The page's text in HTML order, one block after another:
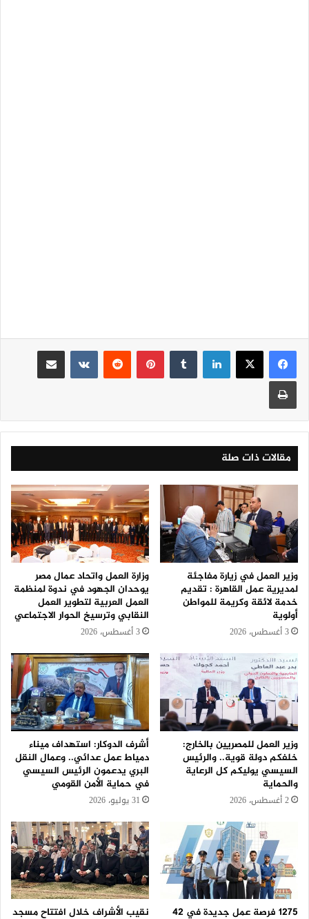
لينكدإن بينتيريست
مقالات ذات صلة
وزير العمل في زيارة مفاجئة
لمديرية عمل القاهرة : تقديم
خدمة لائقة وكريمة للمواطن
أولوية
3 أغسطس، 2026
وزارة العمل واتحاد عمال مصر
يوحدان الجهود في ندوة لمنظمة
العمل العربية لتطوير العمل
النقابي وترسيخ الحوار الاجتماعي
3 أغسطس، 2026
وزير العمل للمصريين بالخارج:
خلفكم دولة قوية.. والرئيس
السيسي يوليكم كل الرعاية
والحماية
2 أغسطس، 2026
أشرف الدوكار: استهداف ميناء
دمياط عمل عدائي.. وعمال النقل
البري يدعمون الرئيس السيسي
في حماية الأمن القومي
31 يوليو، 2026
1275 فرصة عمل جديدة في 42
نقيب الأشراف خلال افتتاح مسجد